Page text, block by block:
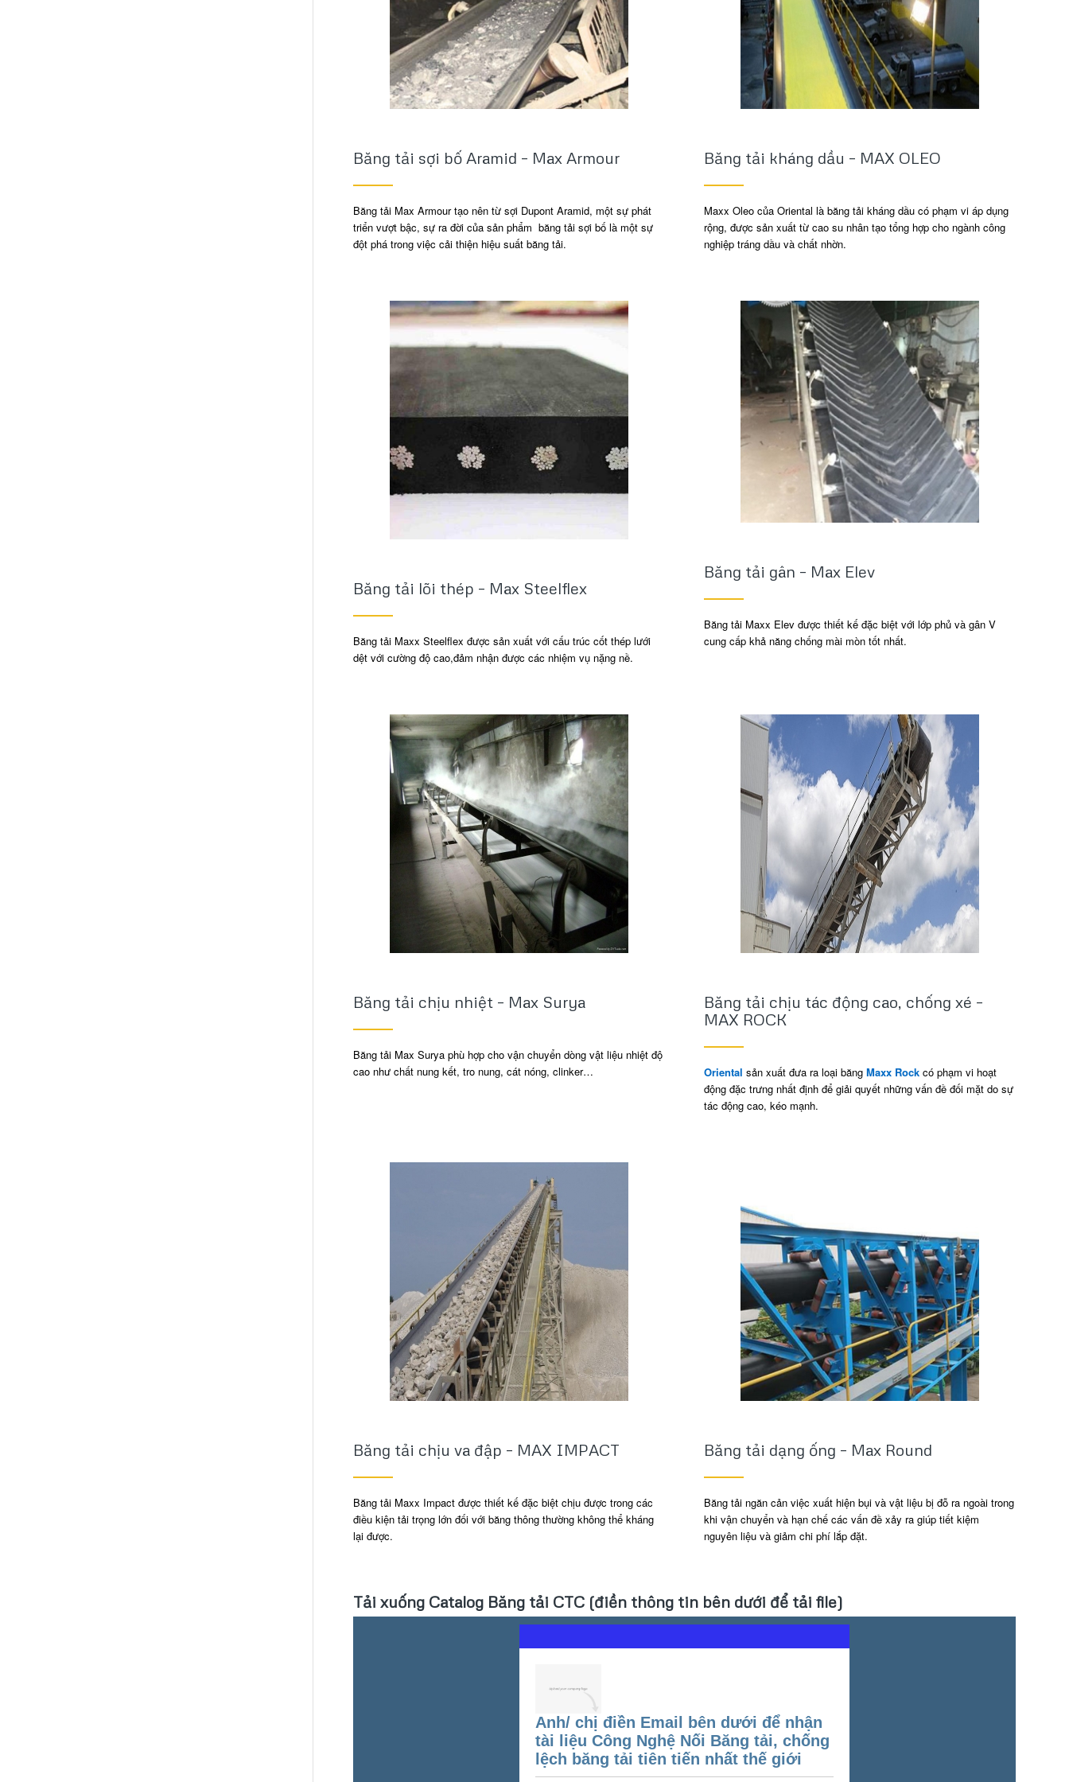
Băng tải sợi bố Aramid – Max Armour
Băng tải Max Armour tạo nên từ sợi Dupont Aramid, một sự phát
triển vượt bậc, sự ra đời của sản phẩm băng tải sợi bố là một sự
đột phá trong việc cải thiện hiệu suất băng tải.
Băng tải kháng dầu – MAX OLEO
Maxx Oleo của Oriental là băng tải kháng dầu có phạm vi áp dụng
rộng, được sản xuất từ cao su nhân tạo tổng hợp cho ngành công
nghiệp tráng dầu và chất nhờn.
Băng tải lõi thép – Max Steelflex
Băng tải Maxx Steelflex được sản xuất với cấu trúc cốt thép lưới
dệt với cường độ cao,đảm nhận được các nhiệm vụ nặng nề.
Băng tải gân – Max Elev
Băng tải Maxx Elev được thiết kế đặc biệt với lớp phủ và gân V
cung cấp khả năng chống mài mòn tốt nhất.
Băng tải chịu nhiệt – Max Surya
Băng tải Max Surya phù hợp cho vận chuyển dòng vật liệu nhiệt độ
cao như chất nung kết, tro nung, cát nóng, clinker…
Băng tải chịu tác động cao, chống xé –
MAX ROCK
Orientalsản xuất đưa ra loại băngMaxx Rockcó phạm vi hoạt
động đặc trưng nhất định để giải quyết những vấn đề đối mặt do sự
tác động cao, kéo mạnh.
Băng tải chịu va đập – MAX IMPACT
Băng tải Maxx Impact được thiết kế đặc biệt chịu được trong các
điều kiện tải trọng lớn đối với băng thông thường không thể kháng
lại được.
Băng tải dạng ống – Max Round
Băng tải ngăn cản việc xuất hiện bụi và vật liệu bị đỗ ra ngoài trong
khi vận chuyển và hạn chế các vấn đề xảy ra giúp tiết kiệm
nguyên liệu và giảm chi phí lắp đặt.
Tải xuống Catalog Băng tải CTC (điền thông tin bên dưới để tải file)